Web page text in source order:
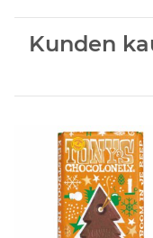
Kunden